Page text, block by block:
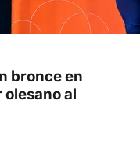
bronce en
al